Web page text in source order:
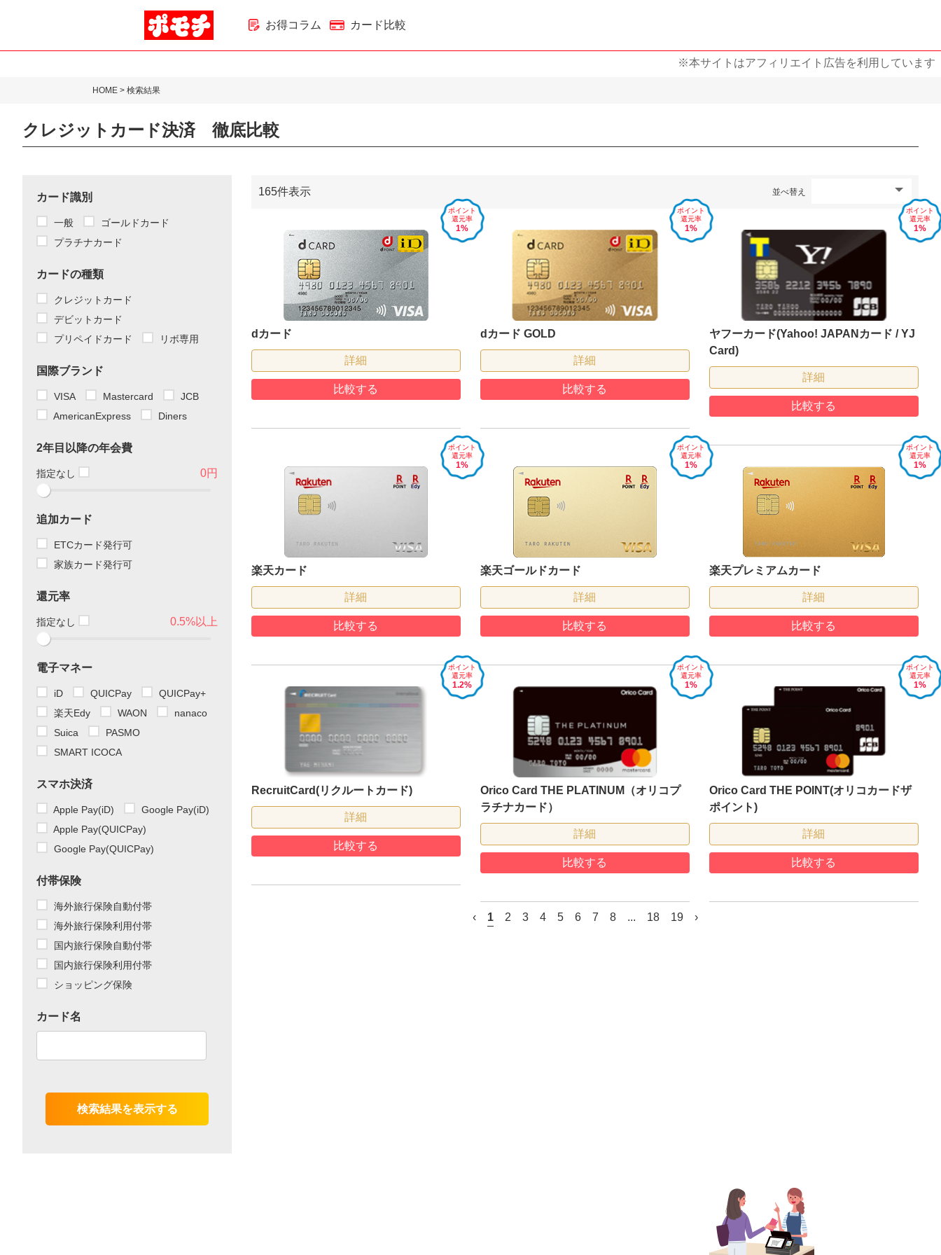
お得コラム カード比較
※本サイトはアフィリエイト広告を利用しています
HOME > 検索結果
クレジットカード決済 徹底比較
カード識別
一般
ゴールドカード
プラチナカード
カードの種類
クレジットカード
デビットカード
プリペイドカード
リボ専用
国際ブランド
VISA Mastercard
JCB
AmericanExpress
Diners
2年目以降の年会費
指定なし 0円
追加カード
ETCカード発行可
家族カード発行可
還元率
指定なし 0.5%以上
電子マネー
iD QUICPay
QUICPay+
楽天Edy
WAON
nanaco
Suica
PASMO
SMART ICOCA
スマホ決済
Apple Pay(iD)
Google Pay(iD)
Apple Pay(QUICPay)
Google Pay(QUICPay)
付帯保険
海外旅行保険自動付帯
海外旅行保険利用付帯
国内旅行保険自動付帯
国内旅行保険利用付帯
ショッピング保険
カード名
165件表示 並べ替え
ポイント
還元率
1%
dカード
詳細
比較する
ポイント
還元率
1%
dカード GOLD
詳細
比較する
ポイント
還元率
1%
ヤフーカード(Yahoo! JAPANカード / YJ
Card)
詳細
比較する
ポイント
還元率
1%
楽天カード
詳細
比較する
ポイント
還元率
1%
楽天ゴールドカード
詳細
比較する
ポイント
還元率
1%
楽天プレミアムカード
詳細
比較する
ポイント
還元率
1.2%
RecruitCard(リクルートカード)
詳細
比較する
ポイント
還元率
1%
Orico Card THE PLATINUM（オリコプ
ラチナカード）
詳細
比較する
ポイント
還元率
1%
Orico Card THE POINT(オリコカードザ
ポイント)
詳細
比較する
‹ 1 2 3 4 5 6 7 8 ... 18 19 ›